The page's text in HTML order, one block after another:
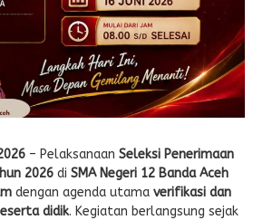
– Pelaksanaan Seleksi Penerimaan
2026 di SMA Negeri 12 Banda Aceh
dengan agenda utama verifikasi dan
didik. Kegiatan berlangsung sejak